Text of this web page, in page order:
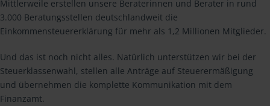
Mittlerweile erstellen unsere Beraterinnen und Berater in rund
3.000 Beratungsstellen deutschlandweit die
Einkommensteuererklärung für mehr als 1,2 Millionen Mitglieder.
Und das ist noch nicht alles. Natürlich unterstützen wir bei der
Steuerklassenwahl, stellen alle Anträge auf Steuerermäßigung
und übernehmen die komplette Kommunikation mit dem
Finanzamt.